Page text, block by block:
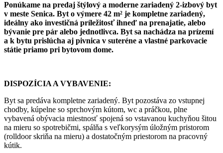
Ponúkame na predaj štýlový a moderne zariadený 2-izbový byt
v meste Senica. Byt o výmere 42 m² je kompletne zariadený,
ideálny ako investičná príležitosť ihneď na prenajatie, alebo
bývanie pre pár alebo jednotlivca. Byt sa nachádza na prízemí
a k bytu prislúcha aj pivnica v suteréne a vlastné parkovacie
státie priamo pri bytovom dome.
DISPOZÍCIA A VYBAVENIE:
Byt sa predáva kompletne zariadený. Byt pozostáva zo vstupnej
chodby, kúpelne so sprchovým kútom, wc a práčkou, plne
vybavená obývacia miestnosť spojená so vstavanou kuchyňou šitou
na mieru so spotrebičmi, spálňa s veľkorysým úložným pristorom
(rolldoor skriňa na mieru) a dostatočným priestorom na pracovný
kútik.